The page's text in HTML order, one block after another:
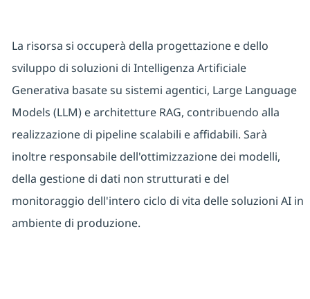
La risorsa si occuperà della progettazione e dello
sviluppo di soluzioni di Intelligenza Artificiale
Generativa basate su sistemi agentici, Large Language
Models (LLM) e architetture RAG, contribuendo alla
realizzazione di pipeline scalabili e affidabili. Sarà
inoltre responsabile dell'ottimizzazione dei modelli,
della gestione di dati non strutturati e del
monitoraggio dell'intero ciclo di vita delle soluzioni AI in
ambiente di produzione.